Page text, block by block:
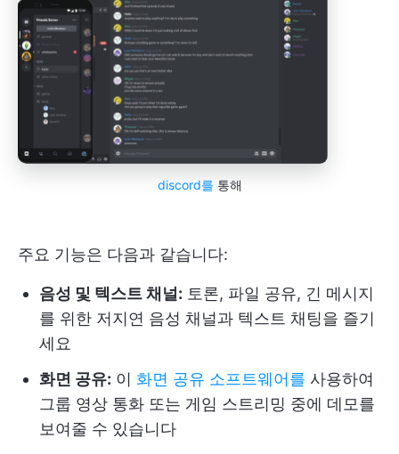
discord를 통해
주요 기능은 다음과 같습니다:
음성 및 텍스트 채널: 토론, 파일 공유, 긴 메시지
를 위한 저지연 음성 채널과 텍스트 채팅을 즐기
세요
화면 공유: 이 화면 공유 소프트웨어를 사용하여
그룹 영상 통화 또는 게임 스트리밍 중에 데모를
보여줄 수 있습니다